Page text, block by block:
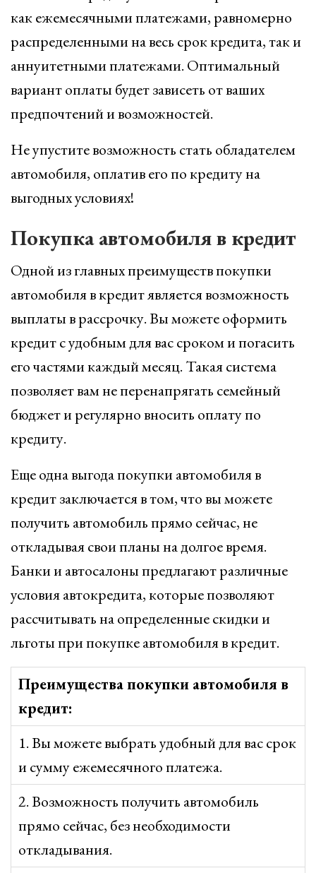
как ежемесячными платежами, равномерно
распределенными на весь срок кредита, так и
аннуитетными платежами. Оптимальный
вариант оплаты будет зависеть от ваших
предпочтений и возможностей.
Не упустите возможность стать обладателем
автомобиля, оплатив его по кредиту на
выгодных условиях!
Покупка автомобиля в кредит
Одной из главных преимуществ покупки
автомобиля в кредит является возможность
выплаты в рассрочку. Вы можете оформить
кредит с удобным для вас сроком и погасить
его частями каждый месяц. Такая система
позволяет вам не перенапрягать семейный
бюджет и регулярно вносить оплату по
кредиту.
Еще одна выгода покупки автомобиля в
кредит заключается в том, что вы можете
получить автомобиль прямо сейчас, не
откладывая свои планы на долгое время.
Банки и автосалоны предлагают различные
условия автокредита, которые позволяют
рассчитывать на определенные скидки и
льготы при покупке автомобиля в кредит.
Преимущества покупки автомобиля в
кредит:
1. Вы можете выбрать удобный для вас срок
и сумму ежемесячного платежа.
2. Возможность получить автомобиль
прямо сейчас, без необходимости
откладывания.